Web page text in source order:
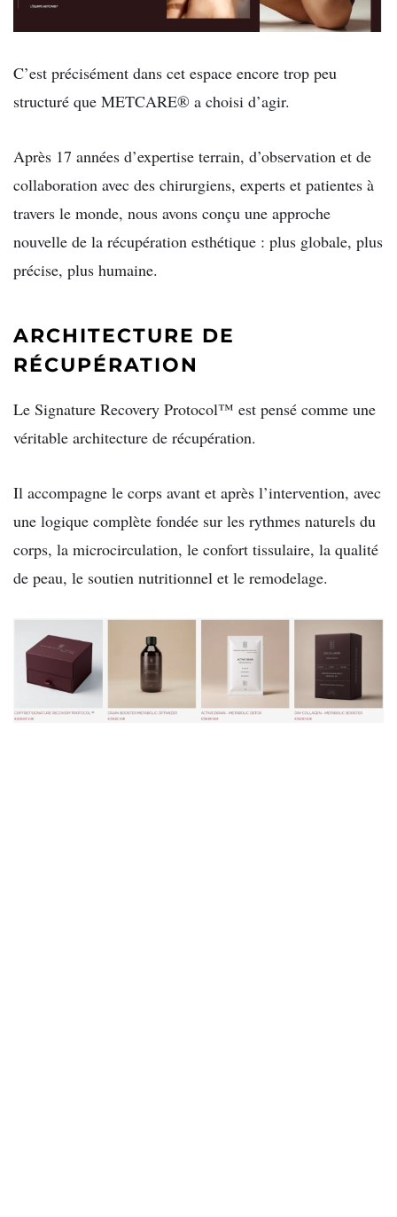
C’est précisément dans cet espace encore trop peu
structuré que METCARE® a choisi d’agir.
Après 17 années d’expertise terrain, d’observation et de
collaboration avec des chirurgiens, experts et patientes à
travers le monde, nous avons conçu une approche
nouvelle de la récupération esthétique : plus globale, plus
précise, plus humaine.
ARCHITECTURE DE
RÉCUPÉRATION
Le Signature Recovery Protocol™ est pensé comme une
véritable architecture de récupération.
Il accompagne le corps avant et après l’intervention, avec
une logique complète fondée sur les rythmes naturels du
corps, la microcirculation, le confort tissulaire, la qualité
de peau, le soutien nutritionnel et le remodelage.